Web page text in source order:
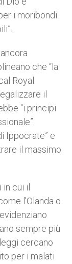
i moribondi
che “la
Royal
il
“i principi
Ippocrate” e
il massimo
cui il
l’Olanda o
sempre più
cercano
per i malati